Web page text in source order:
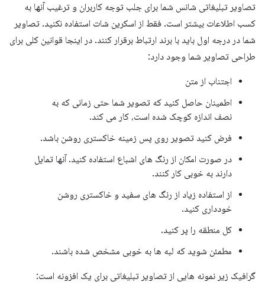
تصاویر تبلیغاتی شانس شما برای جلب توجه کاربران و ترغیب آنها به
کسب اطلاعات بیشتر است. فقط از اسکرین شات استفاده نکنید. تصاویر
شما در درجه اول باید با برند ارتباط برقرار کنند. در اینجا قوانین کلی برای
طراحی تصاویر شما وجود دارد:
اجتناب از متن
اطمینان حاصل کنید که تصویر شما حتی زمانی که به
نصف اندازه کوچک شده است، کار می کند.
فرض کنید تصویر روی پس زمینه خاکستری روشن باشد.
در صورت امکان از رنگ های اشباع استفاده کنید. آنها تمایل
دارند به خوبی کار کنند.
از استفاده زیاد از رنگ های سفید و خاکستری روشن
خودداری کنید.
کل منطقه را پر کنید.
مطمئن شوید که لبه ها به خوبی مشخص شده باشند.
گرافیک زیر نمونه هایی از تصاویر تبلیغاتی برای یک افزونه است: